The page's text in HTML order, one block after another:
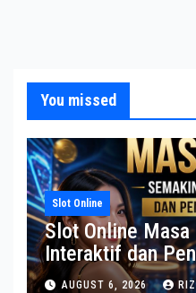
You missed
Slot Online
Slot Online
Interaktif dan
AUGUST 6, 2026